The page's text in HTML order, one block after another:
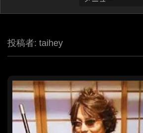
投稿者: taihey